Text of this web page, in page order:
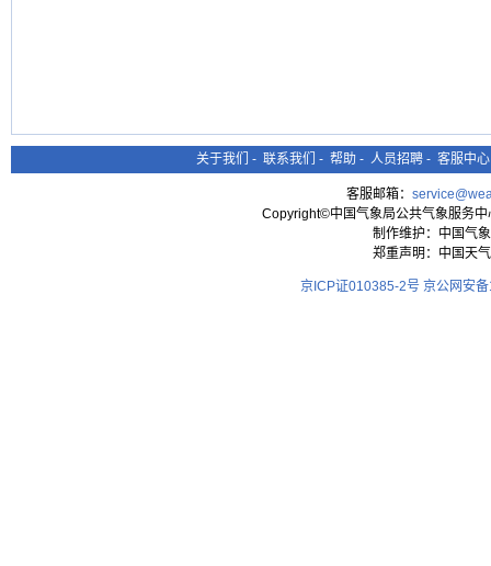
关于我们 - 联系我们 - 帮助 - 人员招聘 - 客服中心
客服邮箱：
Copyright©中国气象局公共气象服务
制作维护：中国气
郑重声明：中国天
京ICP证010385-2号 京公网安